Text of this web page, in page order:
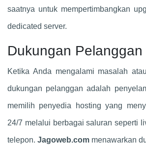
saatnya untuk mempertimbangkan
dedicated server.
Dukungan Pelanggan
Ketika Anda mengalami masalah
dukungan pelanggan adalah
memilih penyedia hosting yang
24/7 melalui berbagai saluran seperti
telepon. Jagoweb.com menawarkan